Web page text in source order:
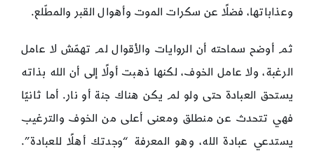
وعذاباتها، فضلًا عن سكرات الموت وأهوال القبر والمطّلع.
ثم أوضح سماحته أن الروايات والأقوال لم تهمّش لا عامل
الرغبة، ولا عامل الخوف، لكنها ذهبت أولًا إلى أن الله بذاته
يستحق العبادة حتى ولو لم يكن هناك جنة أو نار. أما ثانيًا
فهي تتحدث عن منطلق ومعنى أعلى من الخوف والترغيب
يستدعي عبادة الله، وهو المعرفة “وجدتك أهلًا للعبادة”.